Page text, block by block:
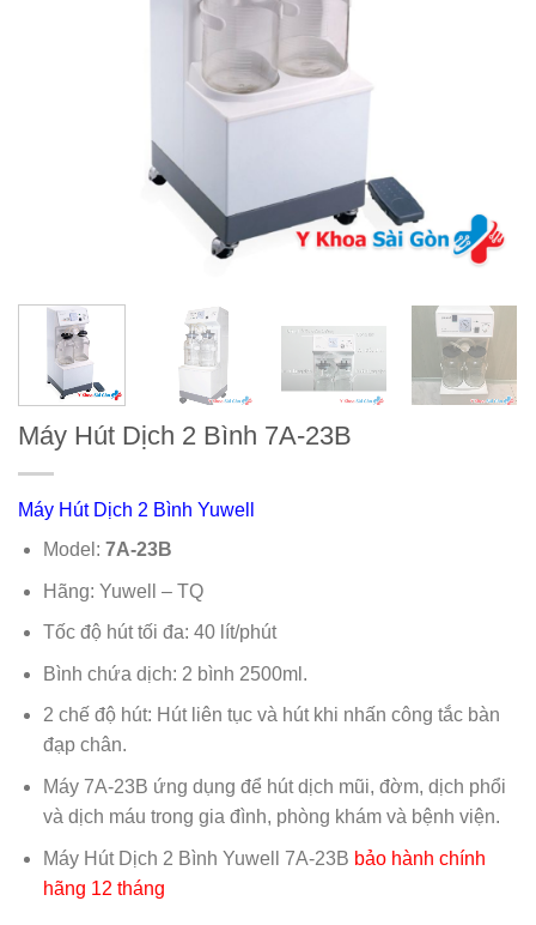
Máy Hút Dịch 2 Bình 7A-23B
Máy Hút Dịch 2 Bình Yuwell
Model: 7A-23B
Hãng: Yuwell – TQ
Tốc độ hút tối đa: 40 lít/phút
Bình chứa dịch: 2 bình 2500ml.
2 chế độ hút: Hút liên tục và hút khi nhấn công tắc bàn
đạp chân.
Máy 7A-23B ứng dụng để hút dịch mũi, đờm, dịch phổi
và dịch máu trong gia đình, phòng khám và bệnh viện.
Máy Hút Dịch 2 Bình Yuwell 7A-23B bảo hành chính
hãng 12 tháng